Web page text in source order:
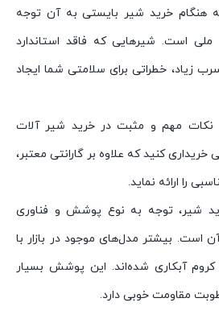
هنگام خرید شیر بایستی به آن توجه
ملی است. شیرهایی که فاقد استاندارد
زیاد، خطراتی برای سلامتی شما ایجاد
نکات مهم و مثبت در خرید شیر آلات
خریداری کنید که علاوه بر گارانتی معتبر،
را ارائه نماید.
شیر، توجه به نوع پوشش و فناوری
است. بیشتر مدل‌های موجود در بازار با
آبکاری شده‌اند. این پوشش بسیار
مقاومت خوبی دارد.